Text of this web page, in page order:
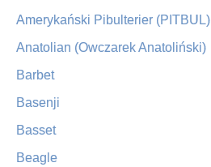
Amerykański Pibulterier (PITBUL)
Anatolian (Owczarek Anatoliński)
Barbet
Basenji
Basset
Beagle